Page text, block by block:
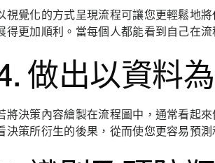
視覺化的方式呈現流程可讓您更輕鬆地
得更加順利。當每個人都能看到自己在
做出以資料
將決策內容繪製在流程圖中，通常看起
決策所衍生的後果，從而使您更容易預